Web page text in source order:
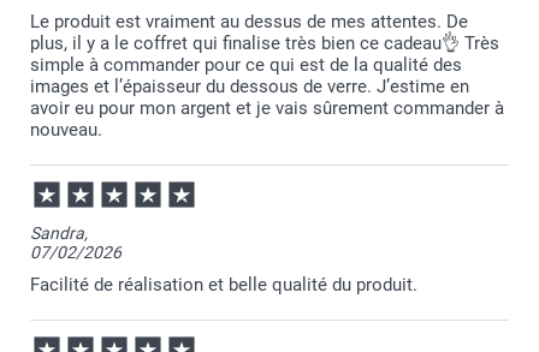
Le produit est vraiment au dessus de mes attentes. De
plus, il y a le coffret qui finalise très bien ce cadeau👌 Très
simple à commander pour ce qui est de la qualité des
images et l’épaisseur du dessous de verre. J’estime en
avoir eu pour mon argent et je vais sûrement commander à
nouveau.
Sandra,
07/02/2026
Facilité de réalisation et belle qualité du produit.